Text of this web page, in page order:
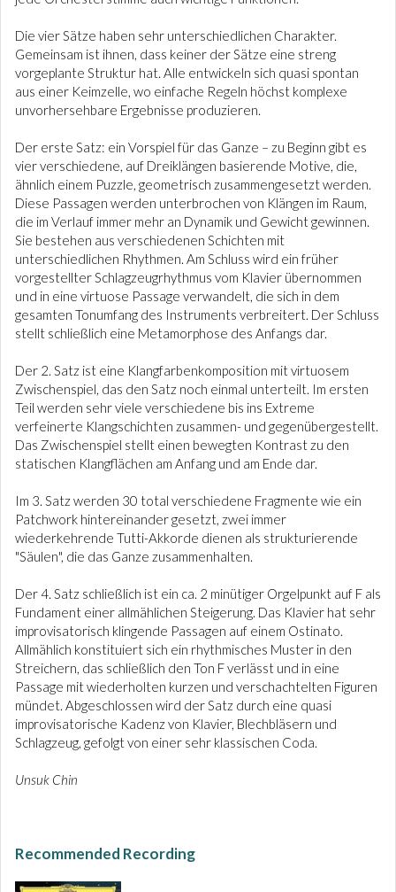
Die vier Sätze haben sehr unterschiedlichen Charakter.
Gemeinsam ist ihnen, dass keiner der Sätze eine streng
vorgeplante Struktur hat. Alle entwickeln sich quasi spontan
aus einer Keimzelle, wo einfache Regeln höchst komplexe
unvorhersehbare Ergebnisse produzieren.
Der erste Satz: ein Vorspiel für das Ganze – zu Beginn gibt es
vier verschiedene, auf Dreiklängen basierende Motive, die,
ähnlich einem Puzzle, geometrisch zusammengesetzt werden.
Diese Passagen werden unterbrochen von Klängen im Raum,
die im Verlauf immer mehr an Dynamik und Gewicht gewinnen.
Sie bestehen aus verschiedenen Schichten mit
unterschiedlichen Rhythmen. Am Schluss wird ein früher
vorgestellter Schlagzeugrhythmus vom Klavier übernommen
und in eine virtuose Passage verwandelt, die sich in dem
gesamten Tonumfang des Instruments verbreitert. Der Schluss
stellt schließlich eine Metamorphose des Anfangs dar.
Der 2. Satz ist eine Klangfarbenkomposition mit virtuosem
Zwischenspiel, das den Satz noch einmal unterteilt. Im ersten
Teil werden sehr viele verschiedene bis ins Extreme
verfeinerte Klangschichten zusammen- und gegenübergestellt.
Das Zwischenspiel stellt einen bewegten Kontrast zu den
statischen Klangflächen am Anfang und am Ende dar.
Im 3. Satz werden 30 total verschiedene Fragmente wie ein
Patchwork hintereinander gesetzt, zwei immer
wiederkehrende Tutti-Akkorde dienen als strukturierende
"Säulen", die das Ganze zusammenhalten.
Der 4. Satz schließlich ist ein ca. 2 minütiger Orgelpunkt auf F als
Fundament einer allmählichen Steigerung. Das Klavier hat sehr
improvisatorisch klingende Passagen auf einem Ostinato.
Allmählich konstituiert sich ein rhythmisches Muster in den
Streichern, das schließlich den Ton F verlässt und in eine
Passage mit wiederholten kurzen und verschachtelten Figuren
mündet. Abgeschlossen wird der Satz durch eine quasi
improvisatorische Kadenz von Klavier, Blechbläsern und
Schlagzeug, gefolgt von einer sehr klassischen Coda.
Unsuk Chin
Recommended Recording